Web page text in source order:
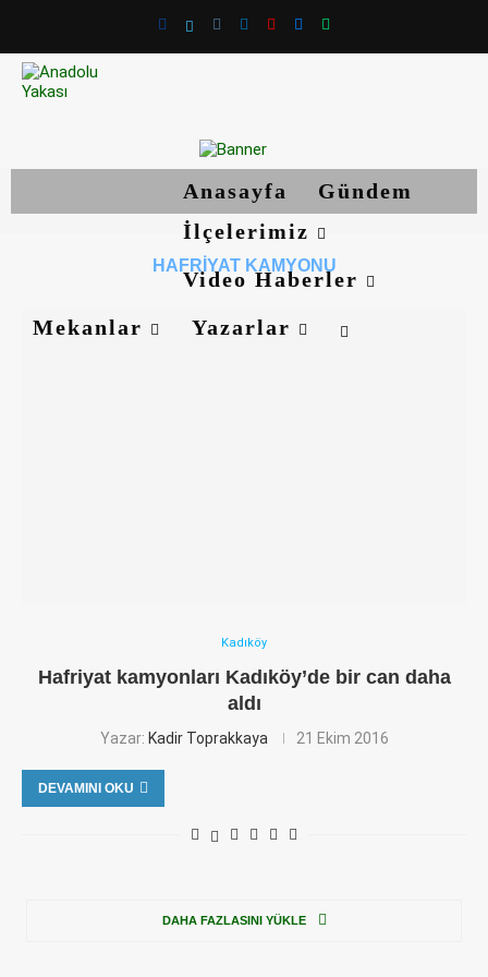
Anasayfa
Gündem
İlçelerimiz
Video Haberler
Mekanlar
Yazarlar
HAFRIYAT KAMYONU
Kadıköy
Hafriyat kamyonları Kadıköy’de bir can daha
aldı
Yazar: Kadir Toprakkaya 21 Ekim 2016
DEVAMINI OKU
DAHA FAZLASINI YÜKLE